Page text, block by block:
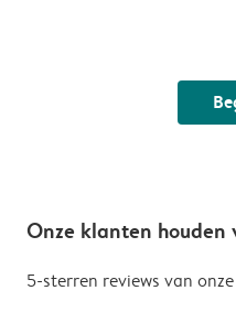
Onze klanten houden
5-sterren reviews van